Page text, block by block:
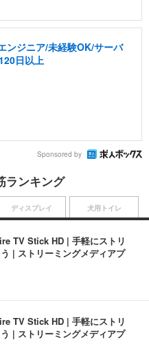
ンジニア/未経験OK/サーバ
日以上
Sponsored by
ランキング
TV Stick HD | 手軽にストリ
| ストリーミングメディアプ
TV Stick HD | 手軽にストリ
| ストリーミングメディアプ
ディスプレイ 犬用トイレ